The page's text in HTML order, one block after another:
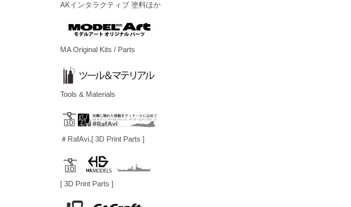
AKインタラクティブ 塗料ほか
MA Original Kits / Parts
Tools & Materials
＃RafAvi.[ 3D Print Parts ]
[ 3D Print Parts ]